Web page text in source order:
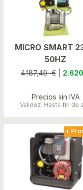
MICRO SMART
50HZ
4.187,49 €
Precios sin IVA
Validez: Hasta fin de
+